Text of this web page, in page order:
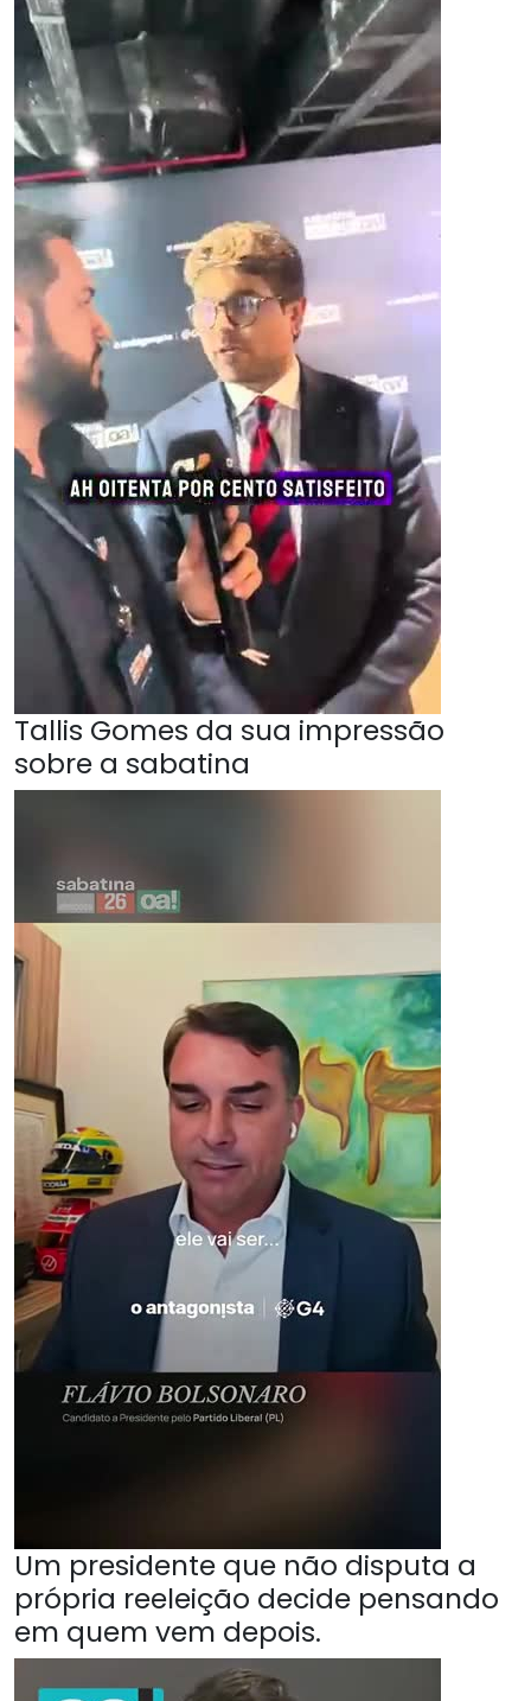
Tallis Gomes da sua impressão
sobre a sabatina
Um presidente que não disputa a
própria reeleição decide pensando
em quem vem depois.